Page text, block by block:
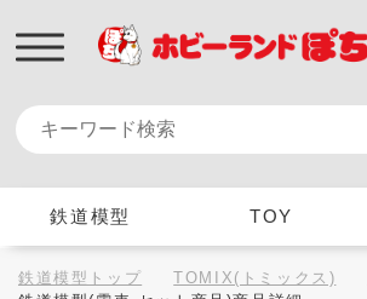
鉄道模型 TOY
鉄道模型トップ TOMIX(トミックス)